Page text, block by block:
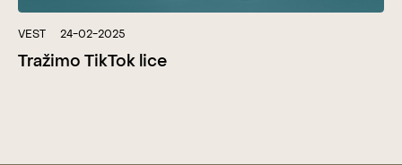
VEST 24-02-2025
Tražimo TikTok lice